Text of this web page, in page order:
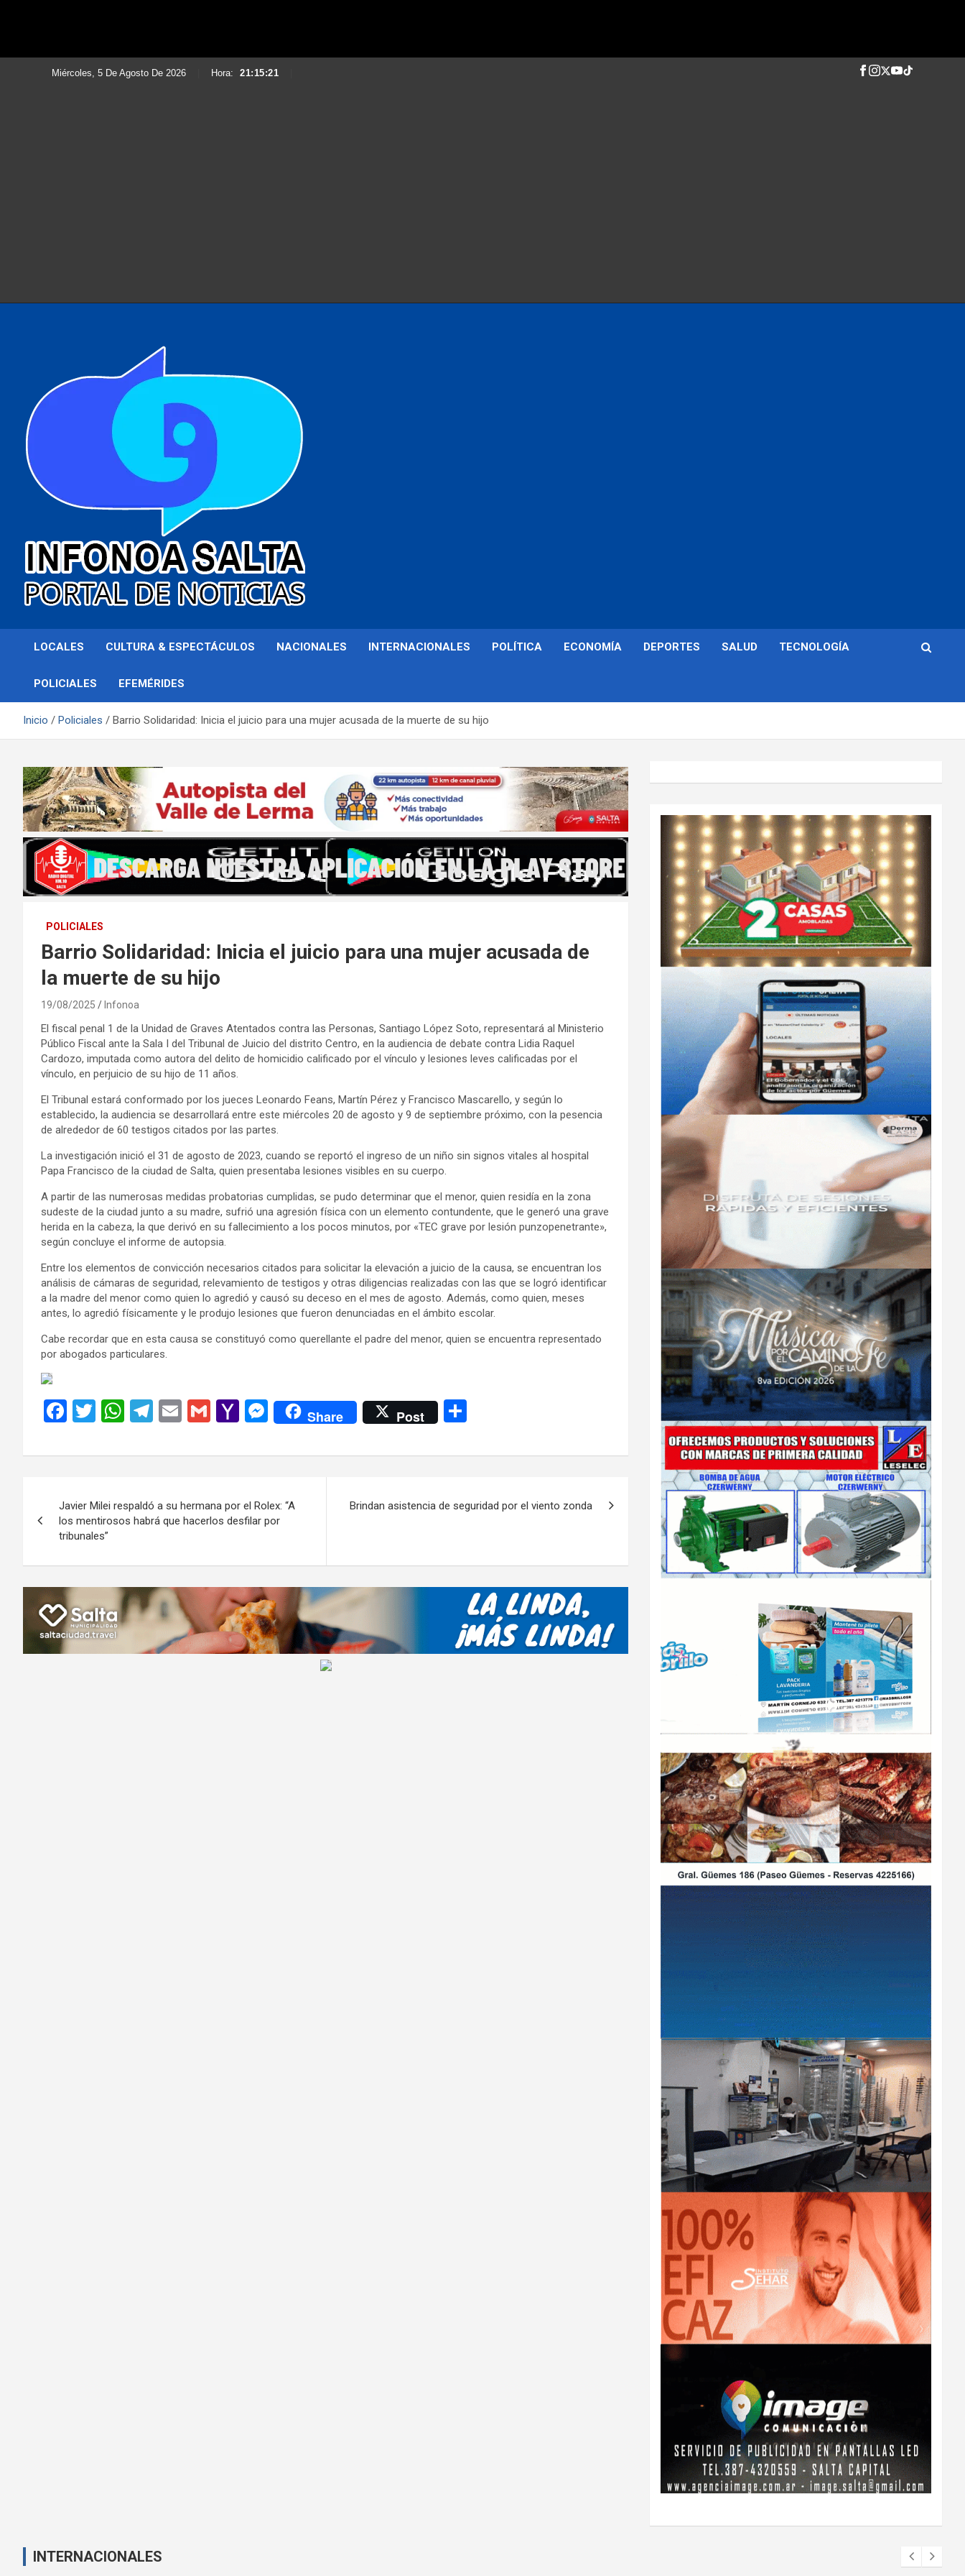
Miércoles, 5 De Agosto De 2026 Hora: 21:15:23
Infonoa Salta
LOCALES CULTURA & ESPECTÁCULOS NACIONALES INTERNACIONALES POLÍTICA ECONOMÍA DEPORTES SALUD TECNOLOGÍA
POLICIALES EFEMÉRIDES
Inicio Policiales Barrio Solidaridad: Inicia el juicio para una mujer acusada de la muerte de su hijo
POLICIALES
Barrio Solidaridad: Inicia el juicio para una mujer acusada de
la muerte de su hijo
19/08/2025 Infonoa
El fiscal penal 1 de la Unidad de Graves Atentados contra las Personas, Santiago López Soto, representará al Ministerio
Público Fiscal ante la Sala I del Tribunal de Juicio del distrito Centro, en la audiencia de debate contra Lidia Raquel
Cardozo, imputada como autora del delito de homicidio calificado por el vínculo y lesiones leves calificadas por el
vínculo, en perjuicio de su hijo de 11 años.
El Tribunal estará conformado por los jueces Leonardo Feans, Martín Pérez y Francisco Mascarello, y según lo
establecido, la audiencia se desarrollará entre este miércoles 20 de agosto y 9 de septiembre próximo, con la pesencia
de alrededor de 60 testigos citados por las partes.
La investigación inició el 31 de agosto de 2023, cuando se reportó el ingreso de un niño sin signos vitales al hospital
Papa Francisco de la ciudad de Salta, quien presentaba lesiones visibles en su cuerpo.
A partir de las numerosas medidas probatorias cumplidas, se pudo determinar que el menor, quien residía en la zona
sudeste de la ciudad junto a su madre, sufrió una agresión física con un elemento contundente, que le generó una grave
herida en la cabeza, la que derivó en su fallecimiento a los pocos minutos, por «TEC grave por lesión punzopenetrante»,
según concluye el informe de autopsia.
Entre los elementos de convicción necesarios citados para solicitar la elevación a juicio de la causa, se encuentran los
análisis de cámaras de seguridad, relevamiento de testigos y otras diligencias realizadas con las que se logró identificar
a la madre del menor como quien lo agredió y causó su deceso en el mes de agosto. Además, como quien, meses
antes, lo agredió físicamente y le produjo lesiones que fueron denunciadas en el ámbito escolar.
Cabe recordar que en esta causa se constituyó como querellante el padre del menor, quien se encuentra representado
por abogados particulares.
F
ce
o
o
k
T
tt
W
at
A
p
T
e
a
m
E
ail
G
ail
Y
h
o
M
M
se
g
er
Share Post
m
ar
de
Javier Milei respaldó a su hermana por el Rolex: “A
los mentirosos habrá que hacerlos desfilar por
tribunales”
Brindan asistencia de seguridad por el viento zonda
INTERNACIONALES